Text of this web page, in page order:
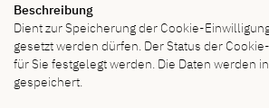
Beschreibung
Dient zur Speicherung der Cookie-
gesetzt werden dürfen. Der Status der
für Sie festgelegt werden. Die Daten werden
gespeichert.